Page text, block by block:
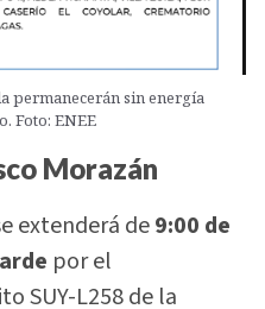
permanecerán sin energía
Foto: ENEE
Morazán
extenderá de9:00 de
por el
SUY-L258 de la